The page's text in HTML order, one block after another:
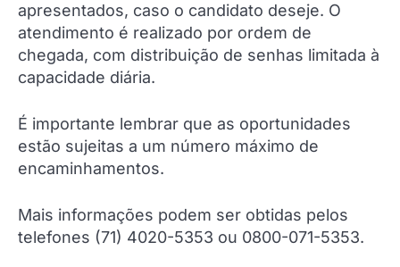
apresentados, caso o candidato deseje. O
atendimento é realizado por ordem de
chegada, com distribuição de senhas limitada à
capacidade diária.
É importante lembrar que as oportunidades
estão sujeitas a um número máximo de
encaminhamentos.
Mais informações podem ser obtidas pelos
telefones (71) 4020-5353 ou 0800-071-5353.